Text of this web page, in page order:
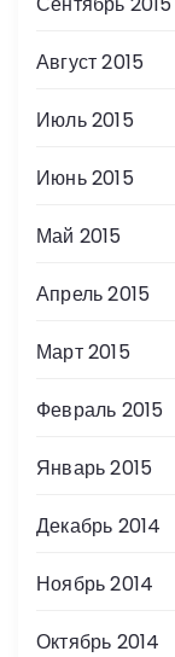
Август 2015
Июль 2015
Июнь 2015
Май 2015
Апрель 2015
Март 2015
Февраль 2015
Январь 2015
Декабрь 2014
Ноябрь 2014
Октябрь 2014